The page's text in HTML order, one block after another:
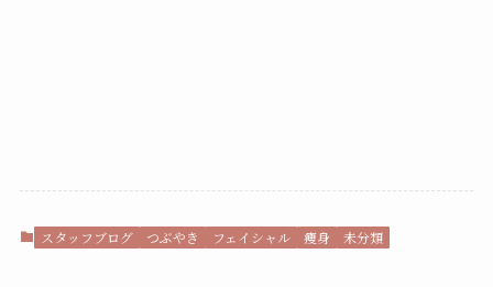
スタッフブログ つぶやき フェイシャル 痩身 未分類